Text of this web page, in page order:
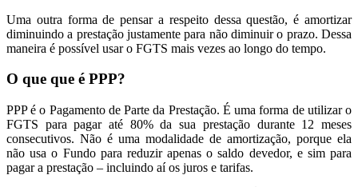
Uma outra forma de pensar a respeito dessa questão, é amortizar
diminuindo a prestação justamente para não diminuir o prazo. Dessa
maneira é possível usar o FGTS mais vezes ao longo do tempo.
O que que é PPP?
PPP é o Pagamento de Parte da Prestação. É uma forma de utilizar o
FGTS para pagar até 80% da sua prestação durante 12 meses
consecutivos. Não é uma modalidade de amortização, porque ela
não usa o Fundo para reduzir apenas o saldo devedor, e sim para
pagar a prestação – incluindo aí os juros e tarifas.